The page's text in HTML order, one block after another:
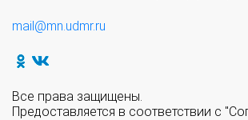
mail@mn.udmr.ru
Все права защищены.
Предоставляется в соответствии с